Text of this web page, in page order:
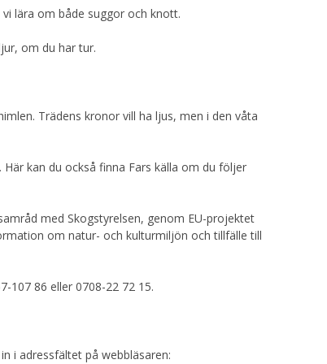
lära om både suggor och knott.
om du har tur.
Trädens kronor vill ha ljus, men i den våta
kan du också finna Fars källa om du följer
med Skogstyrelsen, genom EU-projektet
om natur- och kulturmiljön och tillfälle till
107 86 eller 0708-22 72 15.
i adressfältet på webbläsaren: